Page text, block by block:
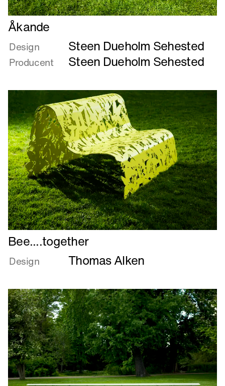
Læs
mere
om
Åkande
Åkande
Design Steen Dueholm Sehested
Producent Steen Dueholm Sehested
Læs
mere
om
Bee....together
Design Thomas Alken